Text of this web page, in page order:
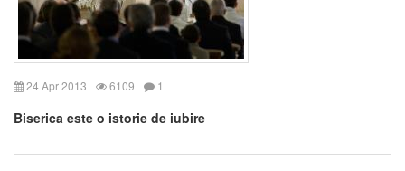
24 Apr 2013 6109 1
Biserica este o istorie de iubire